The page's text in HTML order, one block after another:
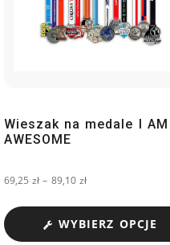
Wieszak na medale I AM
AWESOME
69,25zł – 89,10zł
WYBIERZ OPCJE